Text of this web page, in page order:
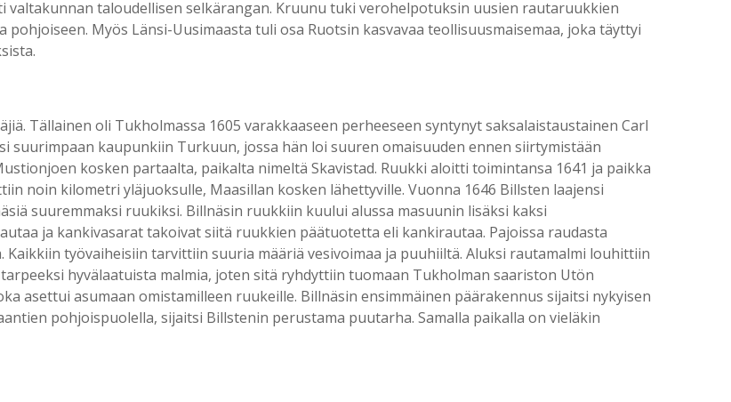
taloudellisen selkärangan. Kruunu tuki verohelpotuksin uusien rautaruukkien
Myös Länsi-Uusimaasta tuli osa Ruotsin kasvavaa teollisuusmaisemaa, joka täyttyi
Tällainen oli Tukholmassa 1605 varakkaaseen perheeseen syntynyt saksalaistaustainen Carl
suurimpaan kaupunkiin Turkuun, jossa hän loi suuren omaisuuden ennen siirtymistään
kosken partaalta, paikalta nimeltä Skavistad. Ruukki aloitti toimintansa 1641 ja paikka
noin kilometri yläjuoksulle, Maasillan kosken lähettyville. Vuonna 1646 Billsten laajensi
suuremmaksi ruukiksi. Billnäsin ruukkiin kuului alussa masuunin lisäksi kaksi
ja kankivasarat takoivat siitä ruukkien päätuotetta eli kankirautaa. Pajoissa raudasta
työvaiheisiin tarvittiin suuria määriä vesivoimaa ja puuhiiltä. Aluksi rautamalmi louhittiin
hyvälaatuista malmia, joten sitä ryhdyttiin tuomaan Tukholman saariston Utön
asettui asumaan omistamilleen ruukeille. Billnäsin ensimmäinen päärakennus sijaitsi nykyisen
pohjoispuolella, sijaitsi Billstenin perustama puutarha. Samalla paikalla on vieläkin